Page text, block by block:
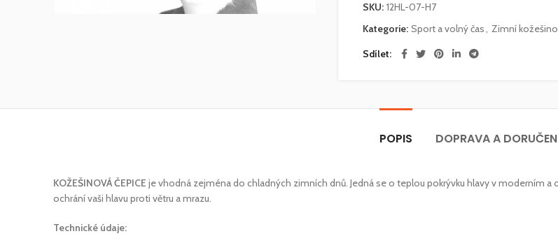
SKU: 12HL-07-H7
Kategorie: Sport a volný čas, Zimní
Sdílet
POPIS DOPRAVA A
KOŽEŠINOVÁ ČEPICE je vhodná zejména do chladných zimních dnů. Jedná se o teplou pokrývku hlavy v moderním a
ochrání vaši hlavu proti větru a mrazu.
Technické údaje: